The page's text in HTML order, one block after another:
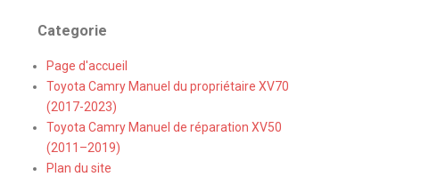
Categorie
Page d'accueil
Toyota Camry Manuel du propriétaire XV70
(2017-2023)
Toyota Camry Manuel de réparation XV50
(2011–2019)
Plan du site